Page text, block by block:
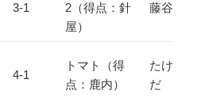
3-1
2（得点：針
屋）
藤谷
4-1
トマト（得
点：鹿内）
たけ
だ